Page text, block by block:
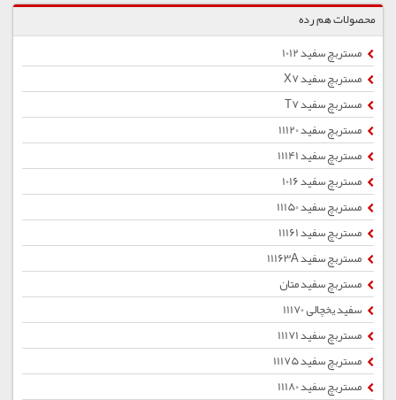
محصولات هم رده
مستربچ سفید 1012
مستربچ سفید X7
مستربچ سفید T7
مستربچ سفید 11120
مستربچ سفید 11141
مستربچ سفید 1016
مستربچ سفید 11150
مستربچ سفید 11161
مستربچ سفید 11163A
مستربچ سفید متان
سفید یخچالی 11170
مستربچ سفید 11171
مستربچ سفید 11175
مستربچ سفید 11180